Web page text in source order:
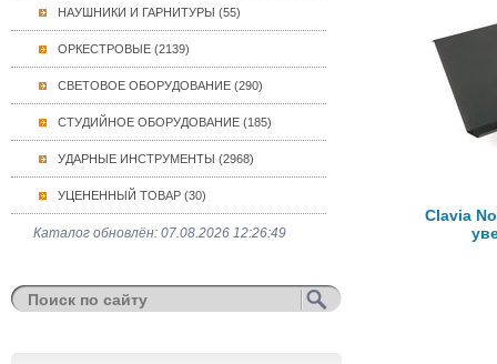
НАУШНИКИ И ГАРНИТУРЫ (55)
ОРКЕСТРОВЫЕ (2139)
СВЕТОВОЕ ОБОРУДОВАНИЕ (290)
СТУДИЙНОЕ ОБОРУДОВАНИЕ (185)
УДАРНЫЕ ИНСТРУМЕНТЫ (2968)
УЦЕНЕННЫЙ ТОВАР (30)
Каталог обновлён: 07.08.2026 12:26:49
Clavia